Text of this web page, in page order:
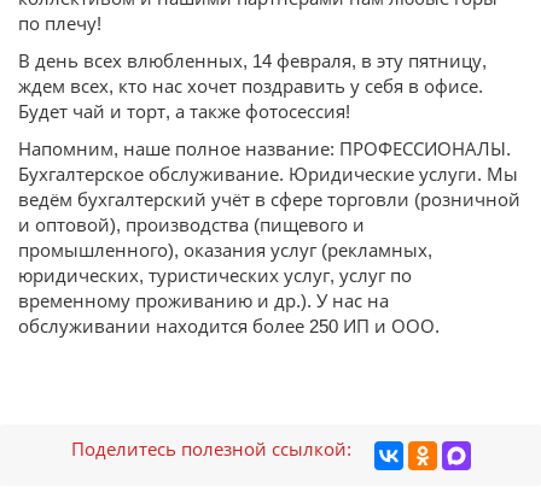
по плечу!
В день всех влюбленных, 14 февраля, в эту пятницу,
ждем всех, кто нас хочет поздравить у себя в офисе.
Будет чай и торт, а также фотосессия!
Напомним, наше полное название: ПРОФЕССИОНАЛЫ.
Бухгалтерское обслуживание. Юридические услуги. Мы
ведём бухгалтерский учёт в сфере торговли (розничной
и оптовой), производства (пищевого и
промышленного), оказания услуг (рекламных,
юридических, туристических услуг, услуг по
временному проживанию и др.). У нас на
обслуживании находится более 250 ИП и ООО.
Поделитесь полезной ссылкой: